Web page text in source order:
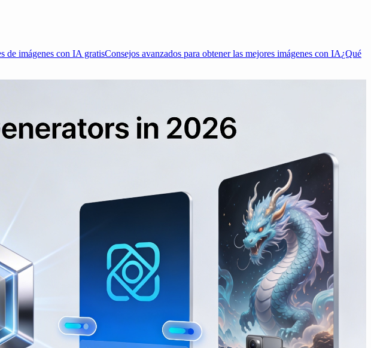
de imágenes con IA gratisConsejos avanzados para obtener las mejores imágenes con IA¿Qué